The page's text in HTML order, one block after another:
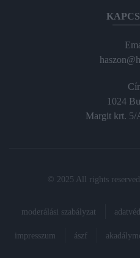
1024
Margit krt. 5/
© 2025 All rights
moderálási szabályzat
impresszum ászf